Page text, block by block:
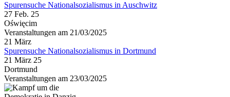
Spurensuche Nationalsozialismus in Auschwitz
27 Feb. 25
Oświęcim
Veranstaltungen am 21/03/2025
21 März
Spurensuche Nationalsozialismus in Dortmund
21 März 25
Dortmund
Veranstaltungen am 23/03/2025